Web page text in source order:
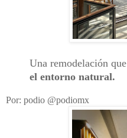
Una remodelación que
el entorno natural.
Por: podio @podiomx